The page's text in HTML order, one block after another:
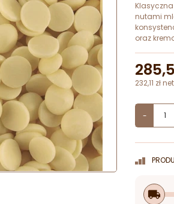
nutami
oraz
232,11 zł
-
local_shipping